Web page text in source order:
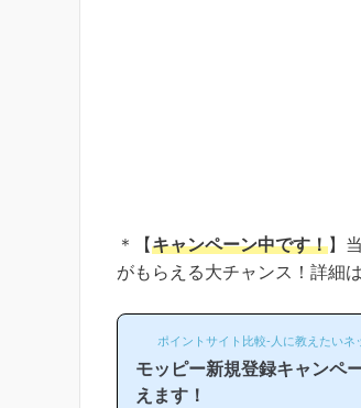
＊【キャンペーン中です！】
がもらえる大チャンス！詳細は
ポイントサイト比較-人に教えたいネ
モッピー新規登録キャンペ
えます！